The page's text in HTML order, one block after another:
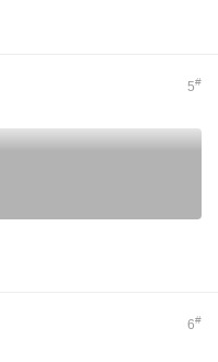
5#
6#